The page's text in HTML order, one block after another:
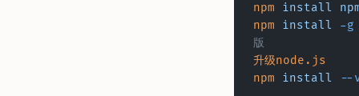
npm install
npm install -g
版
升级node.js
npm install --